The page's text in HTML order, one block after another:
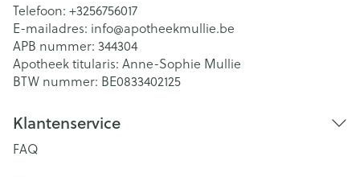
Telefoon: +3256756017
E-mailadres: info@apotheekmullie.be
APB nummer: 344304
Apotheek titularis: Anne-Sophie Mullie
BTW nummer: BE0833402125
Klantenservice
FAQ